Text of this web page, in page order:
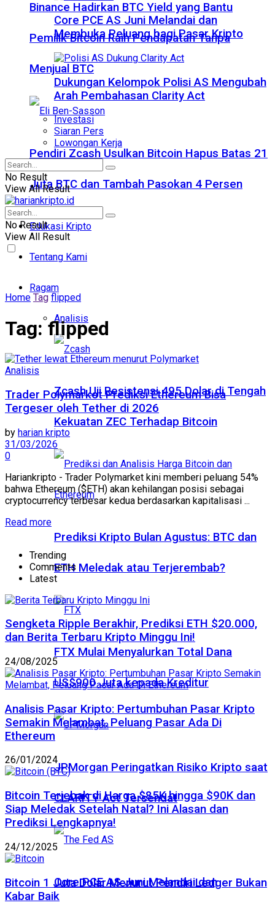
Binance Hadirkan BTC Yield yang Bantu
Pemilik Bitcoin Raih Pendapatan Tanpa
Menjual BTC
Pendiri Zcash Usulkan Bitcoin Hapus Batas 21
Juta BTC dan Tambah Pasokan 4 Persen
Edukasi Kripto
Tentang Kami
Ragam
Analisis
Zcash Uji Resistensi 495 Dolar di Tengah
Kekuatan ZEC Terhadap Bitcoin
Prediksi Kripto Bulan Agustus: BTC dan
ETH Meledak atau Terjerembab?
FTX Mulai Menyalurkan Total Dana
US$900 Juta kepada Kreditur
JPMorgan Peringatkan Risiko Kripto saat
CLARITY Act Tersendat
Core PCE AS Juni Melandai dan
Core PCE AS Juni Melandai dan
Membuka Peluang bagi Pasar Kripto
Dukungan Kelompok Polisi AS Mengubah
Arah Pembahasan Clarity Act
Investasi
Siaran Pers
Lowongan Kerja
No Result
View All Result
No Result
View All Result
Home Tag flipped
Tag:flipped
Analisis
Trader Polymarket Prediksi Ethereum Bisa
Tergeser oleh Tether di 2026
by harian kripto
31/03/2026
0
Hariankripto - Trader Polymarket kini memberi peluang 54%
bahwa Ethereum ($ETH) akan kehilangan posisi sebagai
cryptocurrency terbesar kedua berdasarkan kapitalisasi ...
Read more
Trending
Comments
Latest
Sengketa Ripple Berakhir, Prediksi ETH $20.000,
dan Berita Terbaru Kripto Minggu Ini!
24/08/2025
Analisis Pasar Kripto: Pertumbuhan Pasar Kripto
Semakin Melambat, Peluang Pasar Ada Di
Ethereum
26/01/2024
Bitcoin Terjebak di Harga $85K hingga $90K dan
Siap Meledak Setelah Natal? Ini Alasan dan
Prediksi Lengkapnya!
24/12/2025
Bitcoin 1 Juta Dolar Menurut Pendiri Ledger Bukan
Kabar Baik